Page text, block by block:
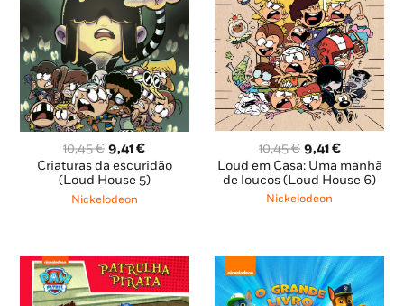
10,45€ O
preço
original
era:
9,41€O
preço
atual
Criaturas da escuridão
(Loud House 5)
Nickelodeon
10,45€ O
preço
original
era:
9,41€O
preço
atual
Loud em Casa: Uma manhã
de loucos (Loud House 6)
Nickelodeon